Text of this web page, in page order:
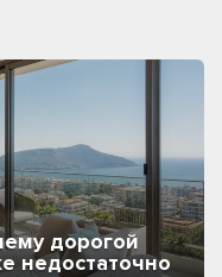
дорогой
недостаточно